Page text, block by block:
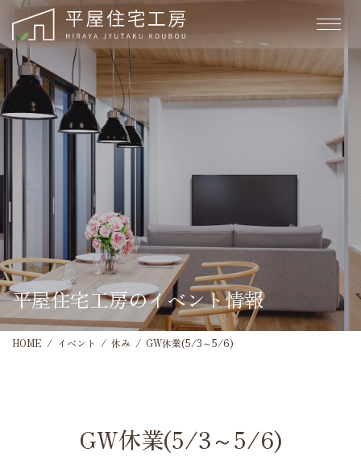
平屋住宅工房のイベント情報
HOME イベント 休み GW休業(5/3～5/6)
GW休業(5/3～5/6)